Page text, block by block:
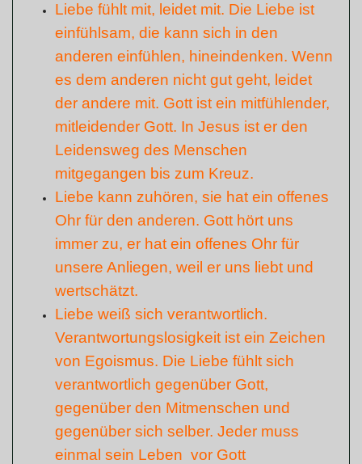
Liebe fühlt mit, leidet mit. Die Liebe ist
einfühlsam, die kann sich in den
anderen einfühlen, hineindenken. Wenn
es dem anderen nicht gut geht, leidet
der andere mit. Gott ist ein mitfühlender,
mitleidender Gott. In Jesus ist er den
Leidensweg des Menschen
mitgegangen bis zum Kreuz.
Liebe kann zuhören, sie hat ein offenes
Ohr für den anderen. Gott hört uns
immer zu, er hat ein offenes Ohr für
unsere Anliegen, weil er uns liebt und
wertschätzt.
Liebe weiß sich verantwortlich.
Verantwortungslosigkeit ist ein Zeichen
von Egoismus. Die Liebe fühlt sich
verantwortlich gegenüber Gott,
gegenüber den Mitmenschen und
gegenüber sich selber. Jeder muss
einmal sein Leben vor Gott